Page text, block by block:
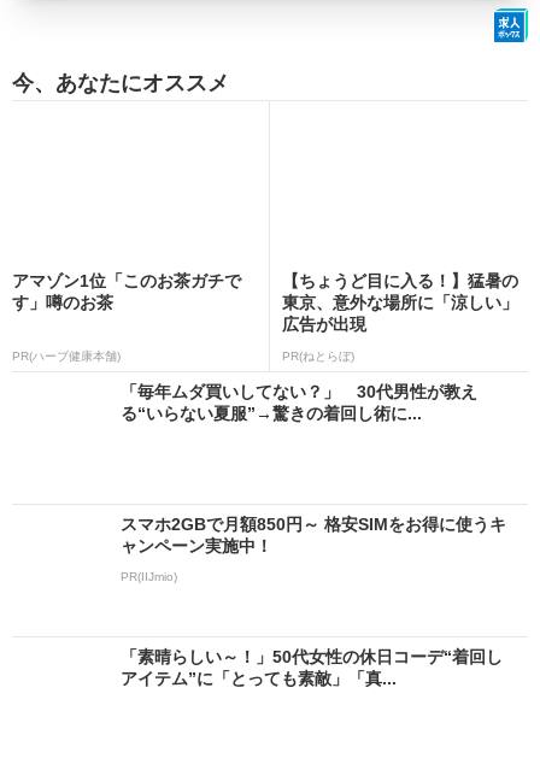
今、あなたにオススメ
アマゾン1位「このお茶ガチで
す」噂のお茶
PR(ハーブ健康本舗)
【ちょうど目に入る！】猛暑の
東京、意外な場所に「涼しい」
広告が出現
PR(ねとらぼ)
「毎年ムダ買いしてない？」 30代男性が教え
る“いらない夏服”→驚きの着回し術に...
スマホ2GBで月額850円～ 格安SIMをお得に使うキ
ャンペーン実施中！
PR(IIJmio)
「素晴らしい～！」50代女性の休日コーデ“着回し
アイテム”に「とっても素敵」「真...